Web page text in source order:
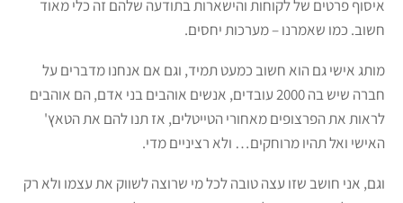
איסוף פרטים של לקוחות והישארות בתודעה שלהם זה כלי מאוד
חשוב. כמו שאמרנו – מערכות יחסים.
מותג אישי גם הוא חשוב כמעט תמיד, וגם אם אנחנו מדברים על
חברה שיש בה 2000 עובדים, אנשים אוהבים בני אדם, הם אוהבים
לראות את הפרצופים מאחורי הטייטלים, אז תנו להם את הטאץ'
האישי ואל תהיו מרוחקים… ולא רציניים מדי.
וגם, אני חושב שזו עצה טובה לכל מי שרוצה לשווק את עצמו ולא רק